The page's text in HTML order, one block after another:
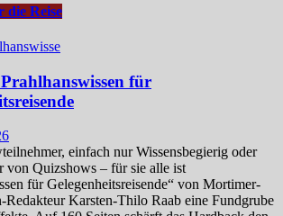
die Reise
für
einfach nur Wissensbegierig oder
von Quizshows – für sie alle ist
für Gelegenheitsreisende“ von Mortimer-
Redakteur Karsten-Thilo Raab eine Fundgrube